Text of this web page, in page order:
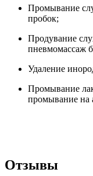
Промывание
пробок;
Продувание
пневмомассаж
Удаление
Промывание
промывание на
Отзывы